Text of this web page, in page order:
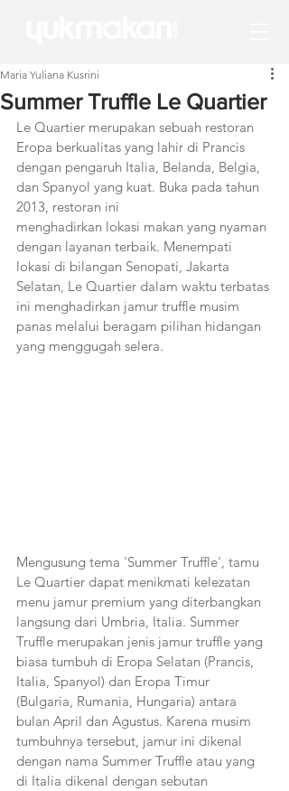
Summer Truffle Le Quartier
Maria Yuliana Kusrini
Le Quartier merupakan sebuah restoran
Eropa berkualitas yang lahir di Prancis
dengan pengaruh Italia, Belanda, Belgia,
dan Spanyol yang kuat. Buka pada tahun
2013, restoran ini
menghadirkan lokasi makan yang nyaman
dengan layanan terbaik. Menempati
lokasi di bilangan Senopati, Jakarta
Selatan, Le Quartier dalam waktu terbatas
ini menghadirkan jamur truffle musim
panas melalui beragam pilihan hidangan
yang menggugah selera.
Mengusung tema 'Summer Truffle', tamu
Le Quartier dapat menikmati kelezatan
menu jamur premium yang diterbangkan
langsung dari Umbria, Italia. Summer
Truffle merupakan jenis jamur truffle yang
biasa tumbuh di Eropa Selatan (Prancis,
Italia, Spanyol) dan Eropa Timur
(Bulgaria, Rumania, Hungaria) antara
bulan April dan Agustus. Karena musim
tumbuhnya tersebut, jamur ini dikenal
dengan nama Summer Truffle atau yang
di Italia dikenal dengan sebutan